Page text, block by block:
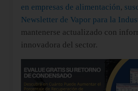
en empresas de alimentación,
Newsletter de Vapor para la
mantenerse actualizado con
innovadora del sector.